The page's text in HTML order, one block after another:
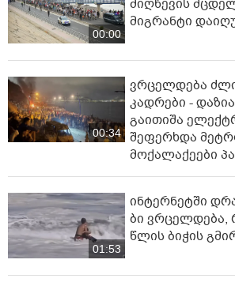
00:00
მიღწევის
მიგრანტი
00:34
ვრცელდება
კადრები -
გაითიშა
შეფერხდა
მოქალაქეები
01:53
ინ­ტერ­ნეტ­ში
ბი ვრცელდება,
წლის ბიჭის